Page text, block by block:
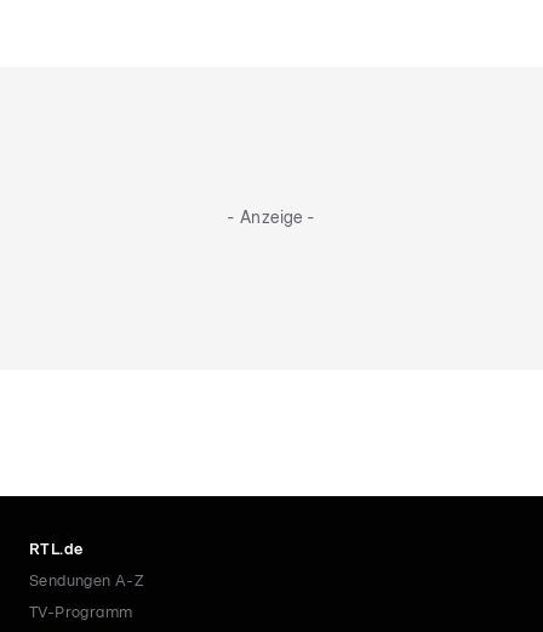
- Anzeige -
RTL.de
Sendungen A-Z
TV-Programm